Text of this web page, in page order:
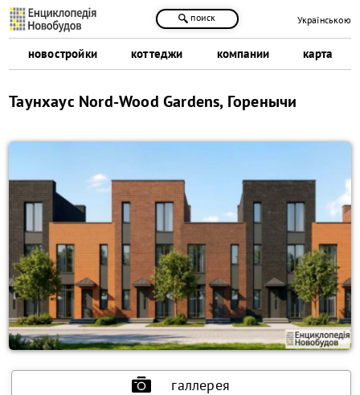
новостройки коттеджи компании карта
поиск Українською
Таунхаус Nord-Wood Gardens, Горенычи
галлерея